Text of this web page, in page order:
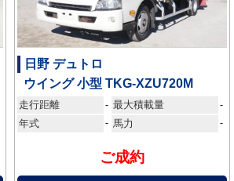
日野 デュトロ
ウイング 小型 TKG-XZU720M
走行距離 - 最大積載量 -
年式 - 馬力 -
ご成約